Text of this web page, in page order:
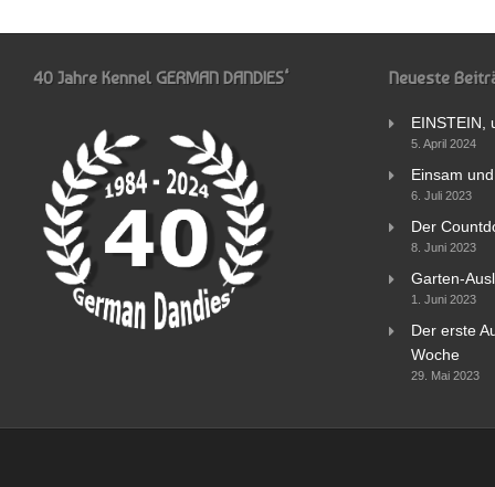
40 Jahre Kennel GERMAN DANDIES‘ Neueste
EINSTEIN,
5. April 2024
Einsam
6. Juli 2023
Der
8. Juni 2023
Garten-
1. Juni 2023
Der erste
Woche
29. Mai 2023